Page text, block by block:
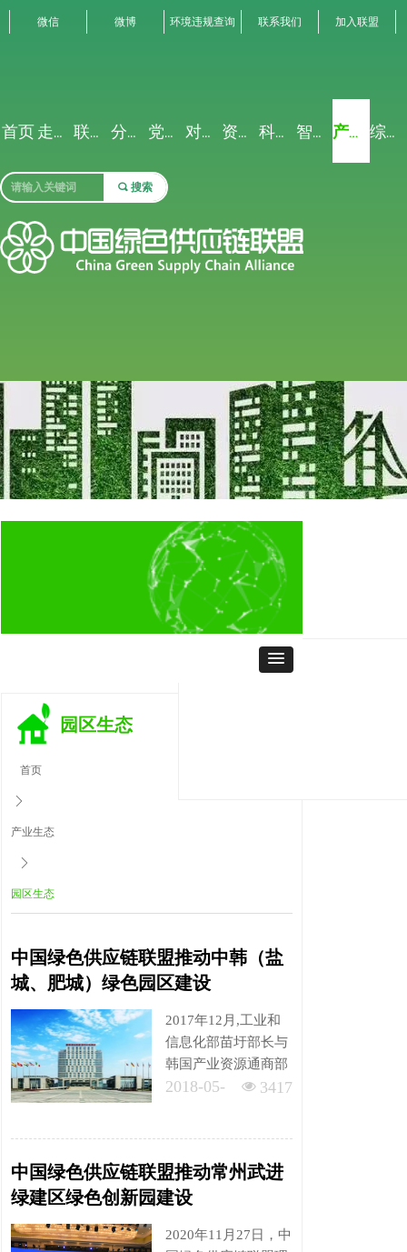
首页 走进联盟 联盟动态 分析解读 党建专栏 对外交流 资源禀赋 科研创新 智能聚合 产业生态 综合服务
끠 搜索
微信 微博 环境违规查询 联系我们 加入联盟
ꂃ ꁹ
园区生态
首页
ꄲ
产业生态
ꄲ
园区生态
中国绿色供应链联盟推动中韩（盐
城、肥城）绿色园区建设
2017年12月,工业和
信息化部苗圩部长与
韩国产业资源通商部
白云揆部长在两国元
录》（以下简称《谅
解备忘录》），共同
展。
넶 3417
2018-05-
中国绿色供应链联盟推动常州武进
绿建区绿色创新园建设
2020年11月27日，中